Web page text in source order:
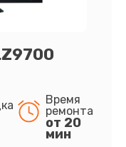
Время
ремонта
от 20
мин